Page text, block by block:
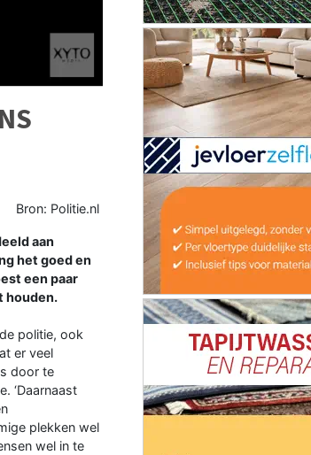
Bron: Politie.nl
aan
het goed en
een paar
houden.
politie, ook
er veel
door te
‘Daarnaast
plekken wel
wel in te